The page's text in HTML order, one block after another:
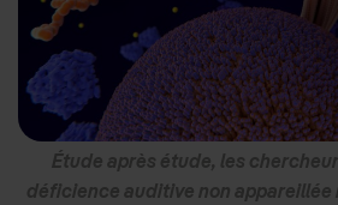
Étude après étude, les
déficience auditive non appareillée